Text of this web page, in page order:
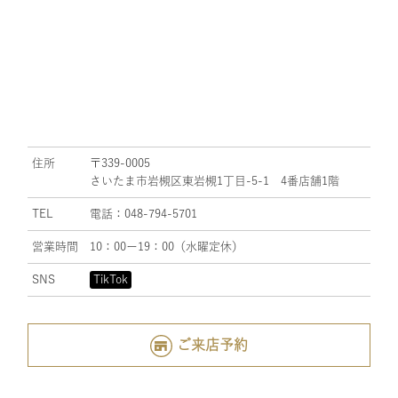
住所
〒339-0005
さいたま市岩槻区東岩槻1丁目-5-1 4番店舗1階
TEL 電話：048-794-5701
営業時間 10：00ー19：00（水曜定休）
SNS TikTok
ご来店予約